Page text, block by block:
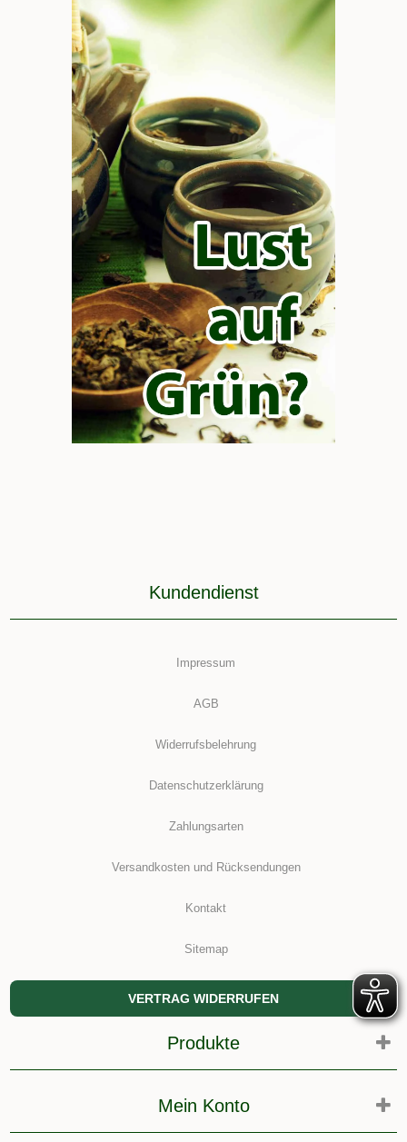
Kundendienst
Impressum
AGB
Widerrufsbelehrung
Datenschutzerklärung
Zahlungsarten
Versandkosten und Rücksendungen
Kontakt
Sitemap
VERTRAG WIDERRUFEN
Produkte
Mein Konto